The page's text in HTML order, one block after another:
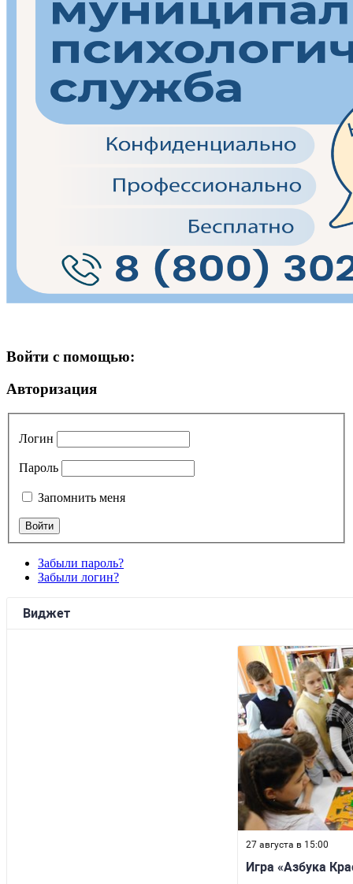
Войти с помощью:
Авторизация
Логин
Пароль
Запомнить меня
Забыли пароль?
Забыли логин?